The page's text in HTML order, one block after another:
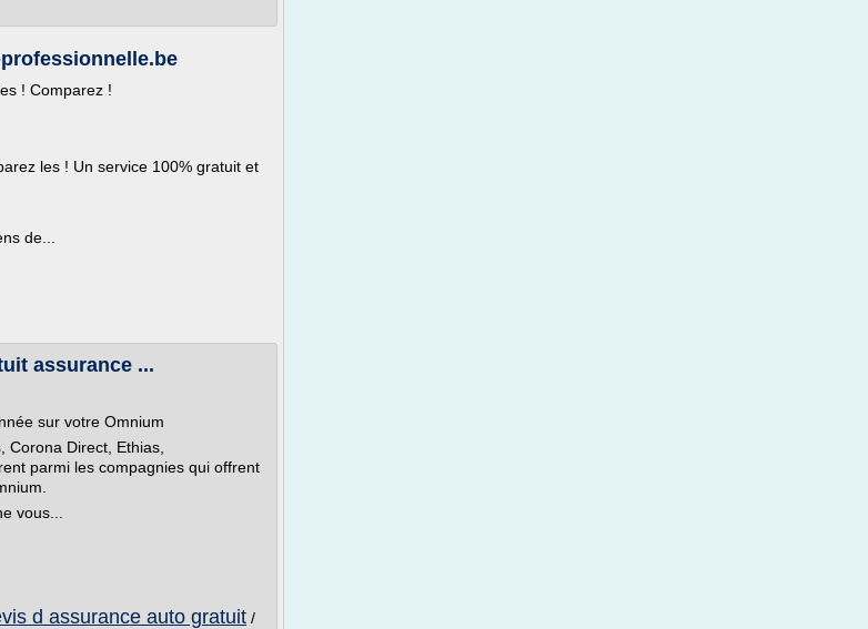
! Comparez !
les ! Un service 100% gratuit et
de...
assurance ...
sur votre Omnium
Corona Direct, Ethias,
parmi les compagnies qui offrent
vous...
d assurance auto gratuit /